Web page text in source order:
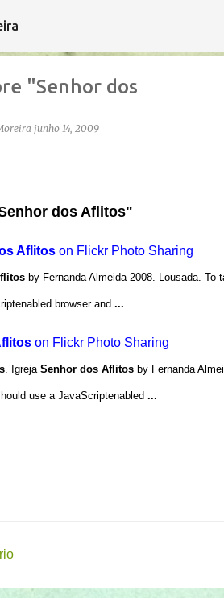
"Senhor dos
junho 14, 2009
dos Aflitos"
Aflitos on Flickr Photo Sharing
by Fernanda Almeida 2008. Lousada. To
browser and ...
on Flickr Photo Sharing
. Igreja Senhor dos Aflitos by Fernanda
use a JavaScriptenabled ...